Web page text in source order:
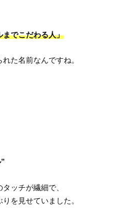
までこだわる人」
た名前なんですね。
ッチが繊細で、
を見せていました。